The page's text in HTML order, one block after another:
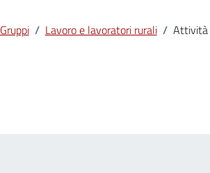
Gruppi / Lavoro e lavoratori rurali / Attività